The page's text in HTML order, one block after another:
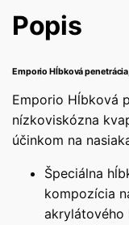
Popis
Emporio Hĺbková
Emporio Hĺbková
nízkoviskózna
účinkom na
Špeciálna
kompozícia
akrylátového